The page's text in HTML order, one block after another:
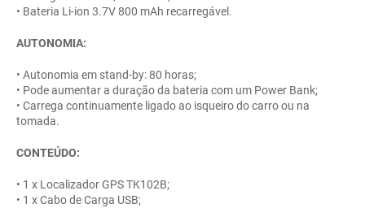
• Bateria Li-ion 3.7V 800 mAh recarregável.
AUTONOMIA:
• Autonomia em stand-by: 80 horas;
• Pode aumentar a duração da bateria com um Power Bank;
• Carrega continuamente ligado ao isqueiro do carro ou na
tomada.
CONTEÚDO:
• 1 x Localizador GPS TK102B;
• 1 x Cabo de Carga USB;